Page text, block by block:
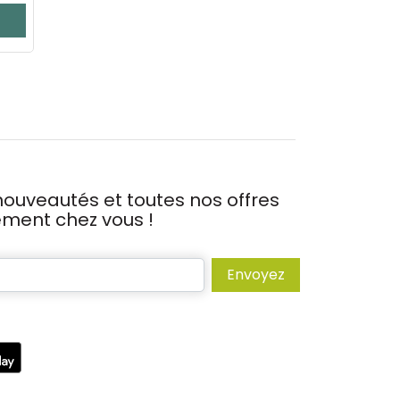
et toutes nos offres
chez vous !
Envoyez